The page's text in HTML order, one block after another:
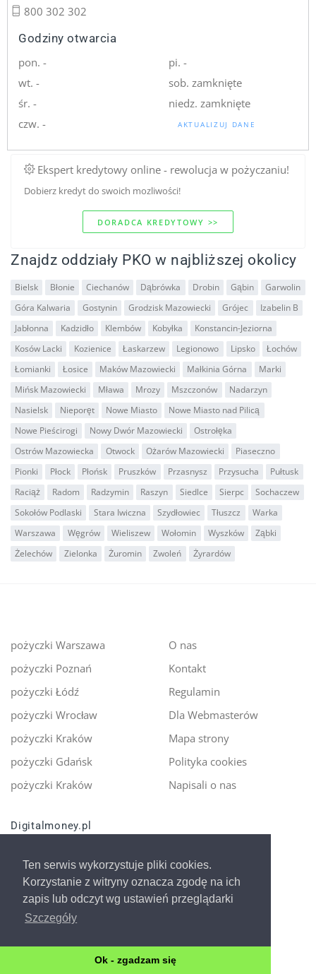
Ten serwis wykorzystuje pliki cookies.
Korzystanie z witryny oznacza zgodę na ich
zapis lub odczyt wg ustawień przeglądarki
Szczegóły
Ok - zgadzam się
800 302 302
Godziny otwarcia
pon. -
wt. -
śr. -
czw. -
pi. -
sob. zamknięte
niedz. zamknięte
AKTUALIZUJ DANE
Ekspert kredytowy online - rewolucja w pożyczaniu!
Dobierz kredyt do swoich mozliwości!
DORADCA KREDYTOWY >>
Znajdz oddziały PKO w najbliższej okolicy
Bielsk Błonie Ciechanów Dąbrówka Drobin Gąbin
Garwolin
Góra Kalwaria
Gostynin Grodzisk Mazowiecki Grójec
Izabelin B
Jabłonna
Kadzidło Klembów Kobyłka
Konstancin-Jeziorna
Kosów Lacki
Kozienice Łaskarzew Legionowo Lipsko
Łochów
Łomianki
Łosice Maków Mazowiecki Małkinia Górna
Marki
Mińsk Mazowiecki
Mława Mrozy Mszczonów
Nadarzyn
Nasielsk
Nieporęt Nowe Miasto
Nowe Miasto nad Pilicą
Nowe Pieścirogi
Nowy Dwór Mazowiecki
Ostrołęka
Ostrów Mazowiecka
Otwock Ożarów Mazowiecki
Piaseczno
Pionki
Płock Płońsk Pruszków Przasnysz Przysucha
Pułtusk
Raciąż
Radom Radzymin Raszyn Siedlce Sierpc
Sochaczew
Sokołów Podlaski
Stara Iwiczna Szydłowiec Tłuszcz
Warka
Warszawa
Węgrów Wieliszew Wołomin Wyszków
Ząbki
Żelechów
Zielonka Żuromin Zwoleń Żyrardów
pożyczki Warszawa
pożyczki Poznań
pożyczki Łódź
pożyczki Wrocław
pożyczki Kraków
pożyczki Gdańsk
pożyczki Kraków
O nas
Kontakt
Regulamin
Dla Webmasterów
Mapa strony
Polityka cookies
Napisali o nas
Digitalmoney.pl
bezpiecznego pożyczania!